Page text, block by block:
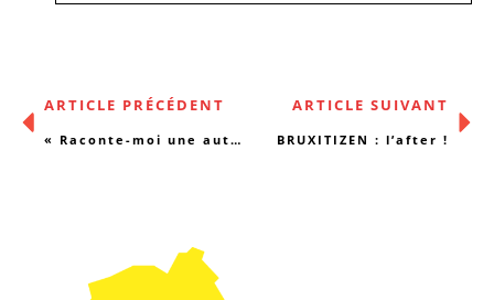
ARTICLE PRÉCÉDENT
« Raconte-moi une autre histoire »
ARTICLE SUIVANT
BRUXITIZEN : l’after !